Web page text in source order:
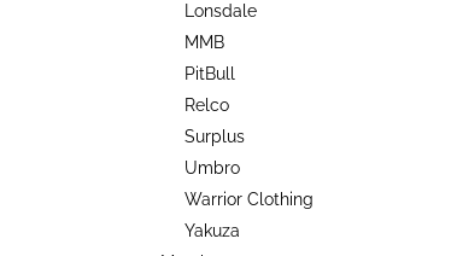
Lonsdale
MMB
PitBull
Relco
Surplus
Umbro
Warrior Clothing
Yakuza